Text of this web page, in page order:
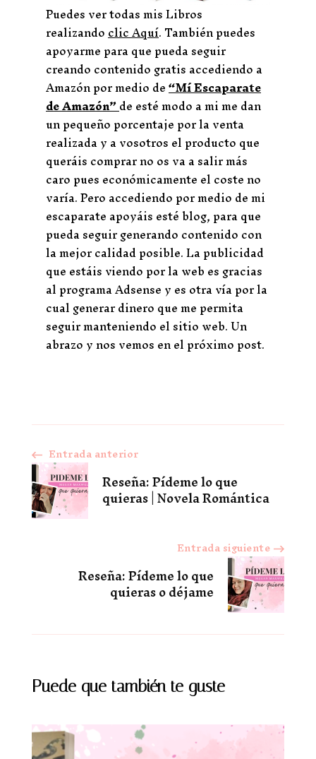
Puedes ver todas mis Libros
realizandoclic Aquí. También puedes
apoyarme para que pueda seguir
creando contenido gratis accediendo a
Amazón por medio de“Mí Escaparate
de Amazón”de esté modo a mi me dan
un pequeño porcentaje por la venta
realizada y a vosotros el producto que
queráis comprar no os va a salir más
caro pues económicamente el coste no
varía. Pero accediendo por medio de mi
escaparate apoyáis esté blog, para que
pueda seguir generando contenido con
la mejor calidad posible. La publicidad
que estáis viendo por la web es gracias
al programa Adsense y es otra vía por la
cual generar dinero que me permita
seguir manteniendo el sitio web. Un
abrazo y nos vemos en el próximo post.
Navegación
de
entradas
Entrada anterior
Reseña: Pídeme lo que
quieras | Novela Romántica
Entrada siguiente
Reseña: Pídeme lo que
quieras o déjame
Puede que también te guste